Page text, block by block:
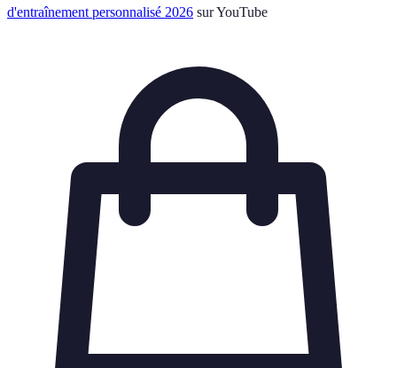
d'entraînement personnalisé 2026 sur YouTube